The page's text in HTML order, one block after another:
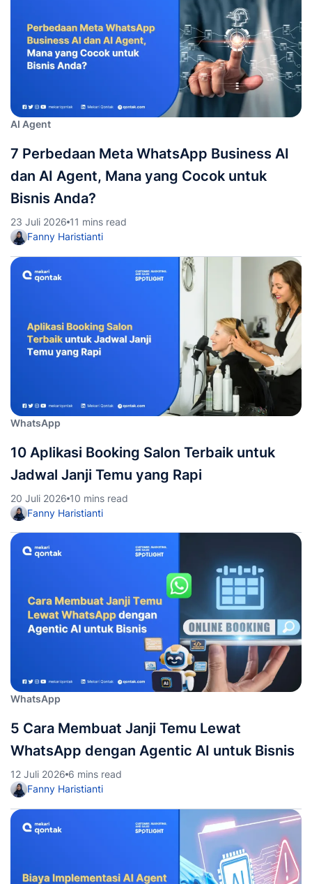
AI Agent
7 Perbedaan Meta WhatsApp Business AI
dan AI Agent, Mana yang Cocok untuk
Bisnis Anda?
23 Juli 2026 11 mins read
Fanny Haristianti
WhatsApp
10 Aplikasi Booking Salon Terbaik untuk
Jadwal Janji Temu yang Rapi
20 Juli 2026 10 mins read
Fanny Haristianti
WhatsApp
5 Cara Membuat Janji Temu Lewat
WhatsApp dengan Agentic AI untuk Bisnis
12 Juli 2026 6 mins read
Fanny Haristianti